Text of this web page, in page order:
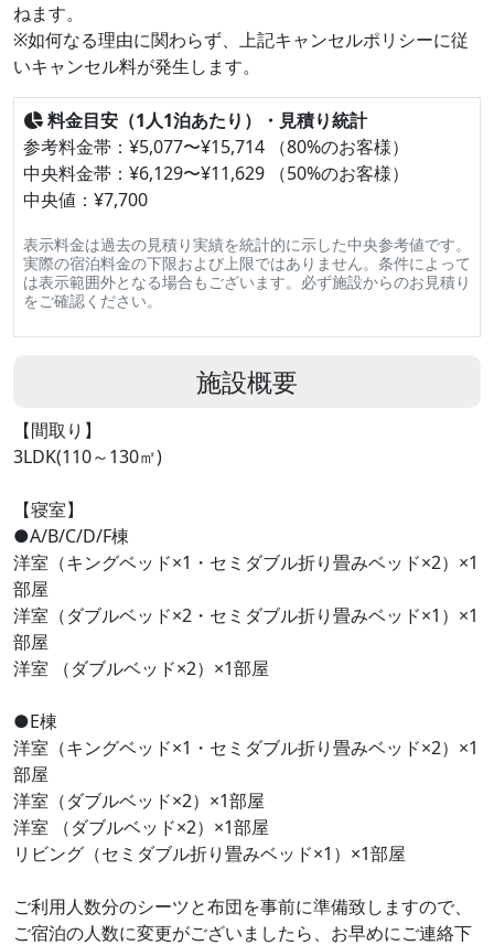
ねます。
※如何なる理由に関わらず、上記キャンセルポリシーに従
いキャンセル料が発生します。
料金目安（1人1泊あたり）・見積り統計
参考料金帯：¥5,077〜¥15,714 （80%のお客様）
中央料金帯：¥6,129〜¥11,629 （50%のお客様）
中央値：¥7,700
表示料金は過去の見積り実績を統計的に示した中央参考値です。
実際の宿泊料金の下限および上限ではありません。条件によって
は表示範囲外となる場合もございます。必ず施設からのお見積り
をご確認ください。
施設概要
【間取り】
3LDK(110～130㎡)
【寝室】
●A/B/C/D/F棟
洋室（キングベッド×1・セミダブル折り畳みベッド×2）×1
部屋
洋室（ダブルベッド×2・セミダブル折り畳みベッド×1）×1
部屋
洋室 （ダブルベッド×2）×1部屋
●E棟
洋室（キングベッド×1・セミダブル折り畳みベッド×2）×1
部屋
洋室（ダブルベッド×2）×1部屋
洋室 （ダブルベッド×2）×1部屋
リビング（セミダブル折り畳みベッド×1）×1部屋
ご利用人数分のシーツと布団を事前に準備致しますので、
ご宿泊の人数に変更がございましたら、お早めにご連絡下